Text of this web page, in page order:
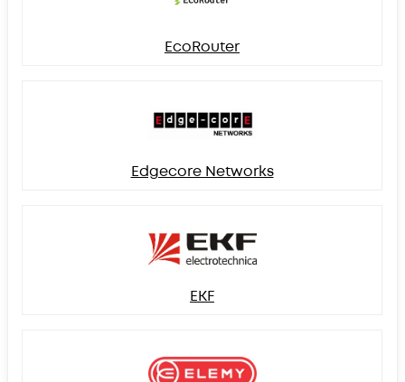
EcoRouter
Edgecore Networks
EKF